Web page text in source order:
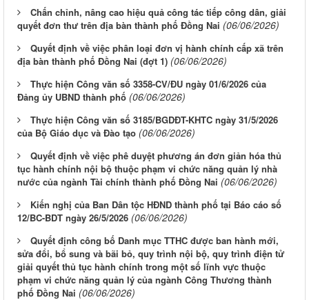
Chấn chỉnh, nâng cao hiệu quả công tác tiếp công dân, giải
quyết đơn thư trên địa bàn thành phố Đồng Nai (06/06/2026)
Quyết định về việc phân loại đơn vị hành chính cấp xã trên
địa bàn thành phố Đồng Nai (đợt 1) (06/06/2026)
Thực hiện Công văn số 3358-CV/ĐU ngày 01/6/2026 của
Đảng ủy UBND thành phố (06/06/2026)
Thực hiện Công văn số 3185/BGDĐT-KHTC ngày 31/5/2026
của Bộ Giáo dục và Đào tạo (06/06/2026)
Quyết định về việc phê duyệt phương án đơn giản hóa thủ
tục hành chính nội bộ thuộc phạm vi chức năng quản lý nhà
nước của ngành Tài chính thành phố Đồng Nai (06/06/2026)
Kiến nghị của Ban Dân tộc HĐND thành phố tại Báo cáo số
12/BC-BDT ngày 26/5/2026 (06/06/2026)
Quyết định công bố Danh mục TTHC được ban hành mới,
sửa đổi, bổ sung và bãi bỏ, quy trình nội bộ, quy trình điện tử
giải quyết thủ tục hành chính trong một số lĩnh vực thuộc
phạm vi chức năng quản lý của ngành Công Thương thành
phố Đồng Nai (06/06/2026)